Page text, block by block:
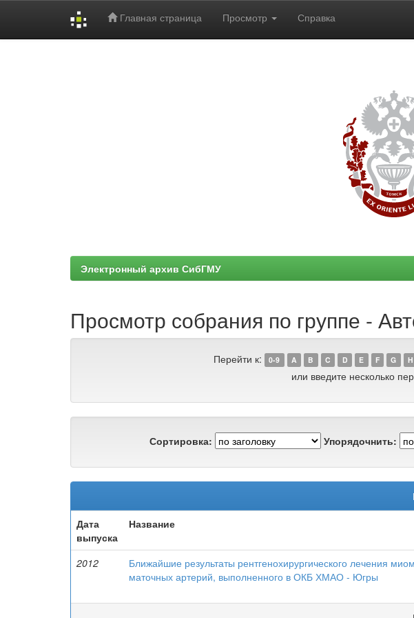
Главная страница Просмотр Справка
Электронный архив СибГМУ
Просмотр собрания по группе -
Перейти к: 0-9 A B C D E F G H
или введите несколько
Сортировка: Упорядочнить:
Дата
выпуска
Название
2012
Ближайшие результаты рентгенохирургического лечения
маточных артерий, выполненного в ОКБ ХМАО - Югры